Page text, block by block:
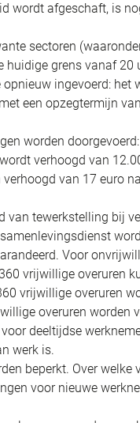
wordt afgeschaft, is
sectoren
grens vanaf 20
ingevoerd:
een opzegtermijn
worden doorgevoerd:
verhoogd van
van 17 euro
van tewerkstelling bij
Voor
vrijwillige overuren
vrijwillige overuren
overuren worden
deeltijdse
werk is.
beperkt. Over welke
voor nieuwe